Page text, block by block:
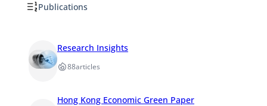
Publications
Research Insights
88articles
Hong Kong Economic Green Paper